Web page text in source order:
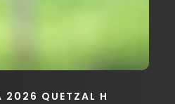
2026 QUETZAL H